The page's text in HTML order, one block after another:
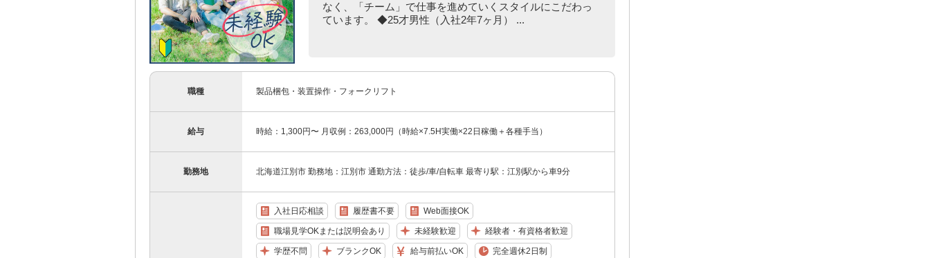
なく、「チーム」で仕事を進めていくスタイルにこだわっ
ています。 ◆25才男性（入社2年7ヶ月） ...
職種 製品梱包・装置操作・フォークリフト
給与 時給：1,300円〜 月収例：263,000円（時給×7.5H実働×22日稼働＋各種手当）
勤務地 北海道江別市 勤務地：江別市 通勤方法：徒歩/車/自転車 最寄り駅：江別駅から車9分
入社日応相談 履歴書不要 Web面接OK
職場見学OKまたは説明会あり 未経験歓迎 経験者・有資格者歓迎
学歴不問 ブランクOK 給与前払いOK 完全週休2日制